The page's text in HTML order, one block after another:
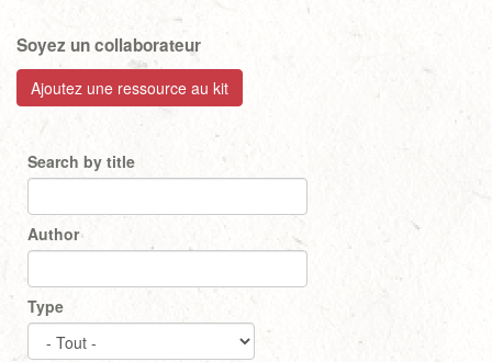
Soyez un collaborateur
Ajoutez une ressource au kit
Search by title
Author
Type